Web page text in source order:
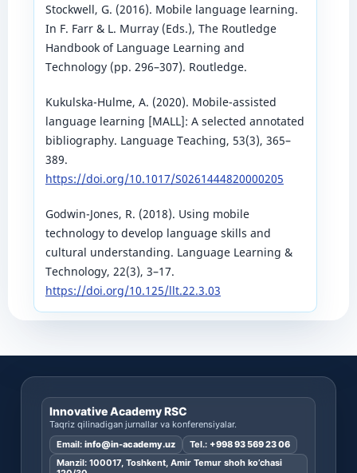
Stockwell, G. (2016). Mobile language learning.
In F. Farr & L. Murray (Eds.), The Routledge
Handbook of Language Learning and
Technology (pp. 296–307). Routledge.
Kukulska-Hulme, A. (2020). Mobile-assisted
language learning [MALL]: A selected annotated
bibliography. Language Teaching, 53(3), 365–
389.
https://doi.org/10.1017/S0261444820000205
Godwin-Jones, R. (2018). Using mobile
technology to develop language skills and
cultural understanding. Language Learning &
Technology, 22(3), 3–17.
https://doi.org/10.125/llt.22.3.03
Innovative Academy RSC
Taqriz qilinadigan jurnallar va konferensiyalar.
Email: info@in-academy.uz Tel.: +998 93 569 23 06
Manzil: 100017, Toshkent, Amir Temur shoh ko’chasi